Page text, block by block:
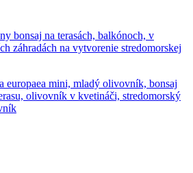
bonsaj na terasách, balkónoch, v
záhradách na vytvorenie stredomorskej
europaea mini, mladý olivovník, bonsaj
olivovník v kvetináči, stredomorský